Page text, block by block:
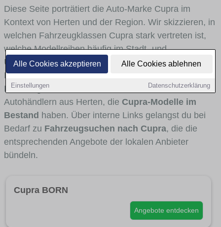
Alle Cookies akzeptieren Alle Cookies ablehnen
Einstellungen Datenschutzerklärung
Diese Seite porträtiert die Auto-Marke Cupra im
Kontext von Herten und der Region. Wir skizzieren, in
welchen Fahrzeugklassen Cupra stark vertreten ist,
welche Modellreihen häufig im Stadt- und
Umlandverkehr zu sehen sind und für welche
Fahrertypen die Marke interessant ist. Viele
Fahrzeuge stammen von Autohäusern und
Autohändlern aus Herten, die Cupra-Modelle im
Bestand haben. Über interne Links gelangst du bei
Bedarf zu Fahrzeugsuchen nach Cupra, die die
entsprechenden Angebote der lokalen Anbieter
bündeln.
Cupra BORN
Angebote entdecken